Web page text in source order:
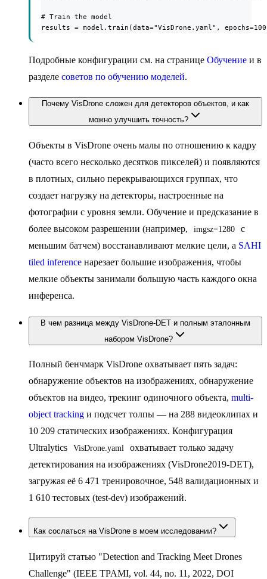
# Train the model
results = model.train(data="VisDrone.yaml",
Подробные конфигурации см. на странице Обучение и в
разделе советов по обучению моделей.
Почему VisDrone сложен для детекторов объектов, и как
можно улучшить точность?
Объекты в VisDrone очень малы по отношению к кадру
(часто всего несколько десятков пикселей) и появляются
в плотных, сильно перекрывающихся группах, что
создает нагрузку на детекторы, настроенные на
фотографии с уровня земли. Обучение и предсказание в
более высоком разрешении (например,
imgsz=1280
с
меньшим батчем) восстанавливают мелкие цели, а SAHI
tiled inference нарезает большие изображения, чтобы
мелкие объекты занимали большую часть каждого окна
инференса.
В чем разница между VisDrone-DET и полным эталонным
набором VisDrone?
Полный бенчмарк VisDrone охватывает пять задач:
обнаружение объектов на изображениях, обнаружение
объектов на видео, трекинг одиночного объекта, multi-
object tracking и подсчет толпы — на 288 видеоклипах и
10 209 статических изображениях. Конфигурация
Ultralytics
VisDrone.yaml
охватывает только задачу
детектирования на изображениях (VisDrone2019-DET),
загружая её 6 471 тренировочное, 548 валидационных и
1 610 тестовых (test-dev) изображений.
Как сослаться на VisDrone в моем исследовании?
Цитируй статью "Detection and Tracking Meet Drones
Challenge" (IEEE TPAMI, vol. 44, no. 11, 2022, DOI